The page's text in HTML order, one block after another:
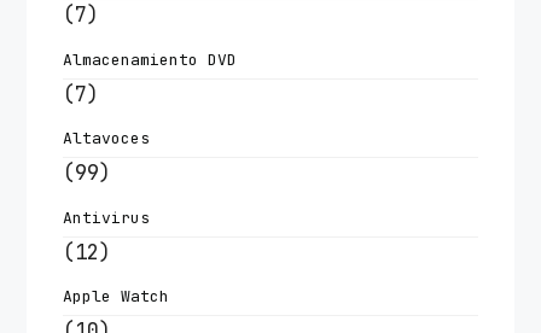
(7)
Almacenamiento DVD
(7)
Altavoces
(99)
Antivirus
(12)
Apple Watch